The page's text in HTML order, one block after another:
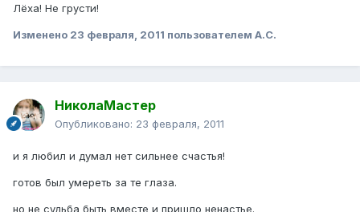
Лёха! Не грусти!
Изменено 23 февраля, 2011 пользователем А.С.
НиколаМастер
Опубликовано: 23 февраля, 2011
и я любил и думал нет сильнее счастья!
готов был умереть за те глаза.
но не судьба быть вместе и пришло ненастье.